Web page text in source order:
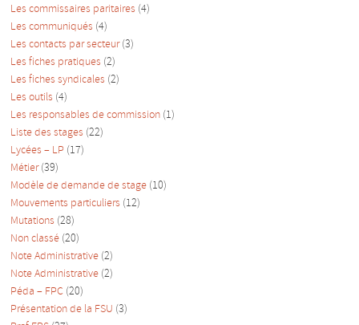
Les commissaires paritaires (4)
Les communiqués (4)
Les contacts par secteur(3)
Les fiches pratiques (2)
Les fiches syndicales (2)
Les outils (4)
Les responsables de commission (1)
Liste des stages (22)
Lycées – LP (17)
Métier(39)
Modèle de demande de stage (10)
Mouvements particuliers (12)
Mutations (28)
Non classé (20)
Note Administrative (2)
Note Administrative (2)
Péda – FPC (20)
Présentation de la FSU (3)